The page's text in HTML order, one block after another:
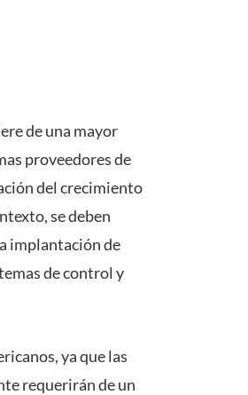
de una mayor
proveedores de
del crecimiento
se deben
implantación de
de control y
ya que las
requerirán de un